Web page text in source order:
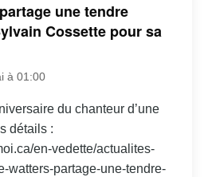
une tendre
Cossette pour sa
à 01:00
du chanteur d’une
détails :
en-vedette/actualites-
watters-partage-une-tendre-